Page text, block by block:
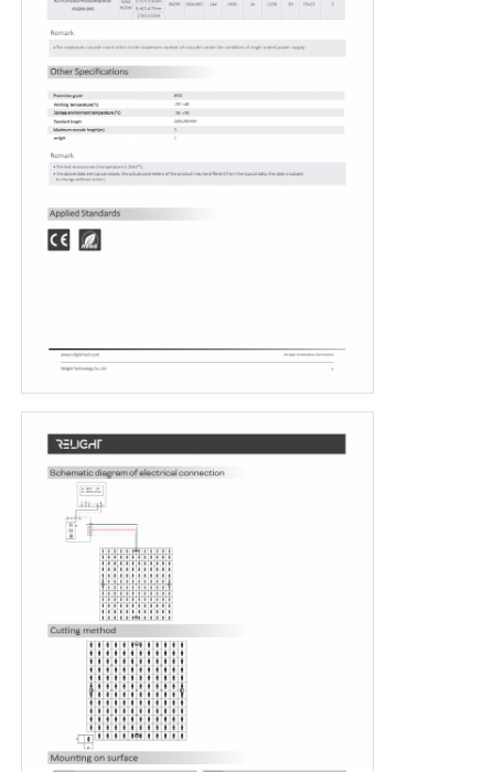
Tous les cas
Lumière LED à 360°
Lumière au néon 3D
bande LED nue
Module à C.A. LED
Module LED CC
Grande enseigne au néon